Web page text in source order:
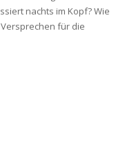
nachts im Kopf? Wie
für die